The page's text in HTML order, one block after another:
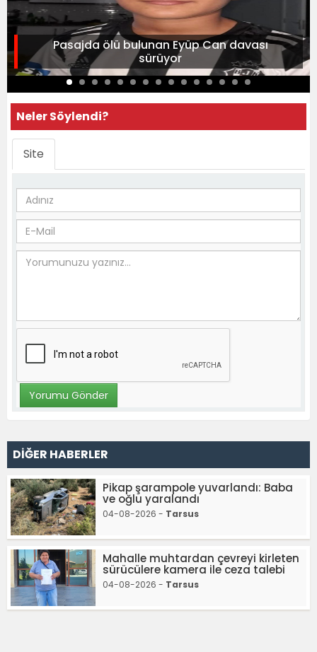
Pasajda ölü bulunan Eyüp Can davası
sürüyor
Neler Söylendi?
Site
DİĞER HABERLER
Pikap şarampole yuvarlandı: Baba
ve oğlu yaralandı
04-08-2026 - Tarsus
Mahalle muhtardan çevreyi kirleten
sürücülere kamera ile ceza talebi
04-08-2026 - Tarsus